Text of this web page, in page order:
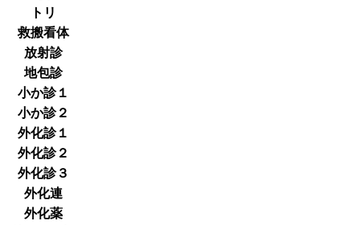
トリ
救搬看体
放射診
地包診
小か診１
小か診２
外化診１
外化診２
外化診３
外化連
外化薬